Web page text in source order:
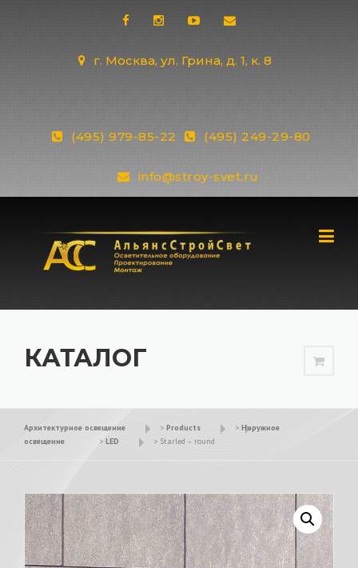
г. Москва, ул. Грина, д. 1, к. 8
(495) 979-85-22 (495) 249-29-80
info@stroy-svet.ru
КАТАЛОГ
Архитектурное освещение > Products > Наружное
освещение
> LED > Starled – round